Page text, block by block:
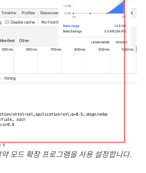
모드 확장 프로그램을 사용 설정합니다.